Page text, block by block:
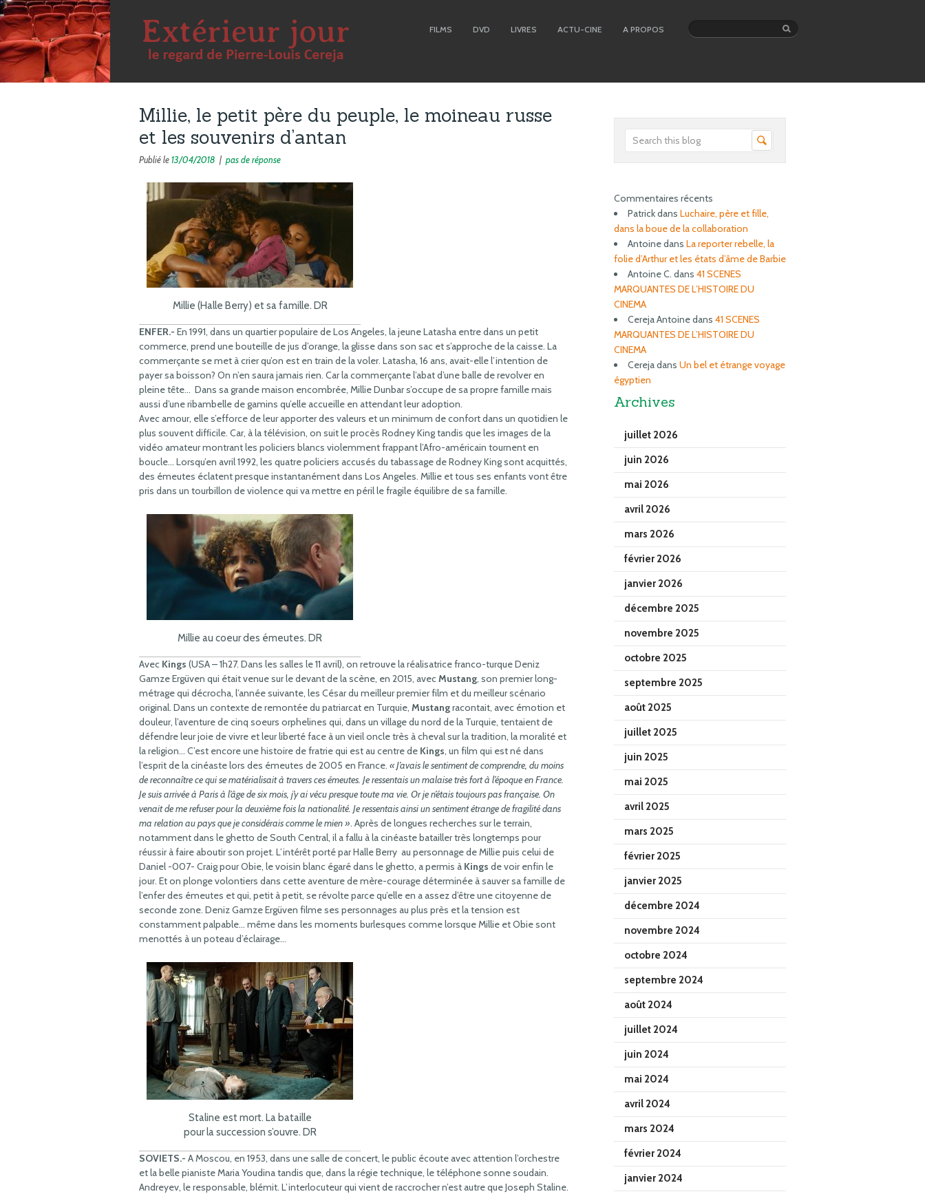
FILMS DVD LIVRES ACTU-CINE A PROPOS
Millie, le petit père du peuple, le moineau russe
et les souvenirs d’antan
Publié le13/04/2018 | pas de réponse
Millie (Halle Berry) et sa famille. DR
ENFER.- En 1991, dans un quartier populaire de Los Angeles, la jeune Latasha entre dans un petit
commerce, prend une bouteille de jus d’orange, la glisse dans son sac et s’approche de la caisse. La
commerçante se met à crier qu’on est en train de la voler. Latasha, 16 ans, avait-elle l’intention de
payer sa boisson? On n’en saura jamais rien. Car la commerçante l’abat d’une balle de revolver en
pleine tête… Dans sa grande maison encombrée, Millie Dunbar s’occupe de sa propre famille mais
aussi d’une ribambelle de gamins qu’elle accueille en attendant leur adoption.
Avec amour, elle s’efforce de leur apporter des valeurs et un minimum de confort dans un quotidien le
plus souvent difﬁcile. Car, à la télévision, on suit le procès Rodney King tandis que les images de la
vidéo amateur montrant les policiers blancs violemment frappant l’Afro-américain tournent en
boucle… Lorsqu’en avril 1992, les quatre policiers accusés du tabassage de Rodney King sont acquittés,
des émeutes éclatent presque instantanément dans Los Angeles. Millie et tous ses enfants vont être
pris dans un tourbillon de violence qui va mettre en péril le fragile équilibre de sa famille.
Millie au coeur des émeutes. DR
Avec Kings (USA – 1h27. Dans les salles le 11 avril), on retrouve la réalisatrice franco-turque Deniz
Gamze Ergüven qui était venue sur le devant de la scène, en 2015, avecMustang, son premier long-
métrage qui décrocha, l’année suivante, les César du meilleur premier film et du meilleur scénario
original. Dans un contexte de remontée du patriarcat en Turquie, Mustangracontait, avec émotion et
douleur, l’aventure de cinq soeurs orphelines qui, dans un village du nord de la Turquie, tentaient de
défendre leur joie de vivre et leur liberté face à un vieil oncle très à cheval sur la tradition, la moralité et
la religion… C’est encore une histoire de fratrie qui est au centre de Kings, un film qui est né dans
l’esprit de la cinéaste lors des émeutes de 2005 en France. « J’avais le sentiment de comprendre, du moins
de reconnaître ce qui se matérialisait à travers ces émeutes. Je ressentais un malaise très fort à l’époque en France.
Je suis arrivée à Paris à l’âge de six mois, j’y ai vécu presque toute ma vie. Or je n’étais toujours pas française. On
venait de me refuser pour la deuxième fois la nationalité. Je ressentais ainsi un sentiment étrange de fragilité dans
ma relation au pays que je considérais comme le mien ». Après de longues recherches sur le terrain,
notamment dans le ghetto de South Central, il a fallu à la cinéaste batailler très longtemps pour
réussir à faire aboutir son projet. L’intérêt porté par Halle Berry au personnage de Millie puis celui de
Daniel -007- Craig pour Obie, le voisin blanc égaré dans le ghetto, a permis à Kings de voir enfin le
jour. Et on plonge volontiers dans cette aventure de mère-courage déterminée à sauver sa famille de
l’enfer des émeutes et qui, petit à petit, se révolte parce qu’elle en a assez d’être une citoyenne de
seconde zone. Deniz Gamze Ergüven filme ses personnages au plus près et la tension est
constamment palpable… même dans les moments burlesques comme lorsque Millie et Obie sont
menottés à un poteau d’éclairage…
Staline est mort. La bataille
pour la succession s’ouvre. DR
SOVIETS.- A Moscou, en 1953, dans une salle de concert, le public écoute avec attention l’orchestre
et la belle pianiste Maria Youdina tandis que, dans la régie technique, le téléphone sonne soudain.
Andreyev, le responsable, blémit. L’interlocuteur qui vient de raccrocher n’est autre que Joseph Staline.
Commentaires récents
Patrickdans Luchaire, père et fille,
dans la boue de la collaboration
Antoinedans La reporter rebelle, la
folie d’Arthur et les états d’âme de Barbie
Antoine C. dans 41 SCENES
MARQUANTES DE L’HISTOIRE DU
CINEMA
Cereja Antoinedans 41 SCENES
MARQUANTES DE L’HISTOIRE DU
CINEMA
Cerejadans Un bel et étrange voyage
égyptien
Archives
juillet 2026
juin 2026
mai 2026
avril 2026
mars 2026
février 2026
janvier 2026
décembre 2025
novembre 2025
octobre 2025
septembre 2025
août 2025
juillet 2025
juin 2025
mai 2025
avril 2025
mars 2025
février 2025
janvier 2025
décembre 2024
novembre 2024
octobre 2024
septembre 2024
août 2024
juillet 2024
juin 2024
mai 2024
avril 2024
mars 2024
février 2024
janvier 2024